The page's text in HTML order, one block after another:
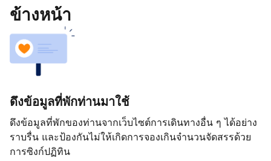
ข้างหน้า
ดึงข้อมูลที่พักท่านมาใช้
ดึงข้อมูลที่พักของท่านจากเว็บไซต์การเดินทางอื่น ๆ ได้อย่าง
ราบรื่น และป้องกันไม่ให้เกิดการจองเกินจำนวนจัดสรรด้วย
การซิงก์ปฏิทิน